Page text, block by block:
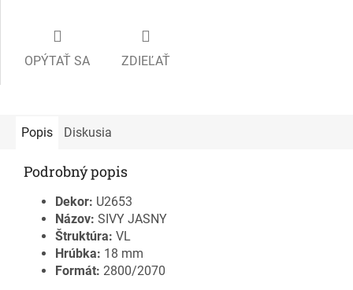
OPÝTAŤ SA ZDIEĽAŤ
Popis Diskusia
Podrobný popis
Dekor: U2653
Názov: SIVY JASNY
Štruktúra: VL
Hrúbka: 18 mm
Formát: 2800/2070